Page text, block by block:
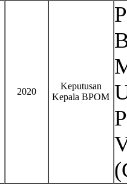
2020
Keputusan
Kepala BPOM